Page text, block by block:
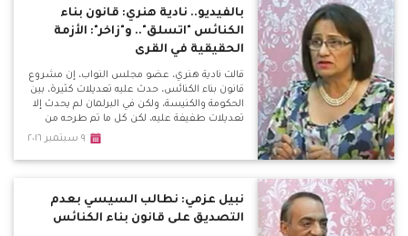
بالفيديو.. نادية هنري: قانون بناء
الكنائس "اتسلق".. و"زاخر": الأزمة
الحقيقية في القرى
قالت نادية هنري، عضو مجلس النواب، إن مشروع
قانون بناء الكنائس، حدث عليه تعديلات كثيرة، بين
الحكومة والكنيسة، ولكن في البرلمان لم يحدث إلا
تعديلات طفيفة عليه، لكن كل ما تم طرحه من
٩ سبتمبر ٢٠١٦
نبيل عزمي: نطالب السيسي بعدم
التصديق على قانون بناء الكنائس